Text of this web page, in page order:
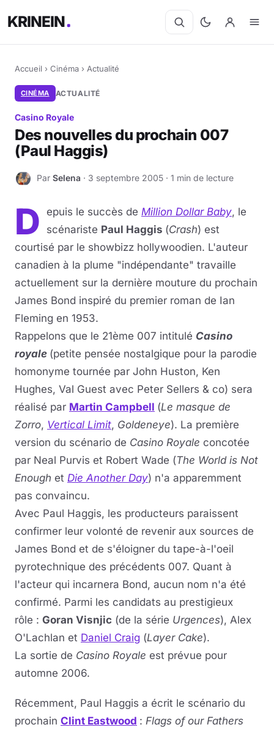
KRINEIN
Accueil › Cinéma › Actualité
CINÉMA ACTUALITÉ
Casino Royale
Des nouvelles du prochain 007
(Paul Haggis)
S Par Selena · 3 septembre 2005 · 1 min de lecture
D epuis le succès de Million Dollar Baby, le
scénariste Paul Haggis (Crash) est
courtisé par le showbizz hollywoodien. L'auteur
canadien à la plume "indépendante" travaille
actuellement sur la dernière mouture du prochain
James Bond inspiré du premier roman de Ian
Fleming en 1953.
Rappelons que le 21ème 007 intitulé Casino
royale (petite pensée nostalgique pour la parodie
homonyme tournée par John Huston, Ken
Hughes, Val Guest avec Peter Sellers & co) sera
réalisé par Martin Campbell (Le masque de
Zorro, Vertical Limit, Goldeneye). La première
version du scénario de Casino Royale concotée
par Neal Purvis et Robert Wade (The World is Not
Enough et Die Another Day) n'a apparemment
pas convaincu.
Avec Paul Haggis, les producteurs paraissent
confirmer leur volonté de revenir aux sources de
James Bond et de s'éloigner du tape-à-l'oeil
pyrotechnique des précédents 007. Quant à
l'acteur qui incarnera Bond, aucun nom n'a été
confirmé. Parmi les candidats au prestigieux
rôle : Goran Visnjic (de la série Urgences), Alex
O'Lachlan et Daniel Craig (Layer Cake).
La sortie de Casino Royale est prévue pour
automne 2006.
Récemment, Paul Haggis a écrit le scénario du
prochain Clint Eastwood : Flags of our Fathers